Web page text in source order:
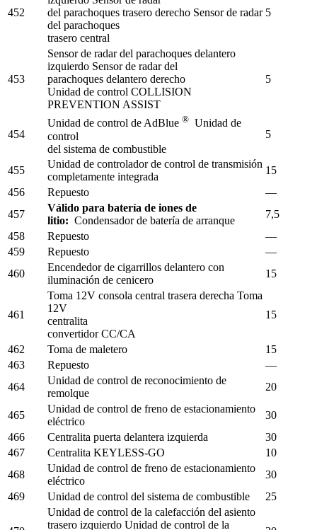
452
del parachoques trasero derecho Sensor de radar
del parachoques
trasero central
5
453
Sensor de radar del parachoques delantero
izquierdo Sensor de radar del
parachoques delantero derecho
Unidad de control COLLISION
PREVENTION ASSIST
5
454
Unidad de control de AdBlue ® Unidad de
control
del sistema de combustible
5
455
Unidad de controlador de control de transmisión
completamente integrada
15
456
Repuesto
—
457
Válido para batería de iones de
litio: Condensador de batería de arranque
7,5
458
Repuesto
—
459
Repuesto
—
460
Encendedor de cigarrillos delantero con
iluminación de cenicero
15
461
Toma 12V consola central trasera derecha Toma
12V
centralita
convertidor CC/CA
15
462 Toma de maletero
15
463
Repuesto
—
464
Unidad de control de reconocimiento de
remolque
20
465
Unidad de control de freno de estacionamiento
eléctrico
30
466
Centralita puerta delantera izquierda
30
467
Centralita KEYLESS-GO
10
468
Unidad de control de freno de estacionamiento
eléctrico
30
469
Unidad de control del sistema de combustible 25
Unidad de control de la calefacción del asiento
trasero izquierdo Unidad de control de la